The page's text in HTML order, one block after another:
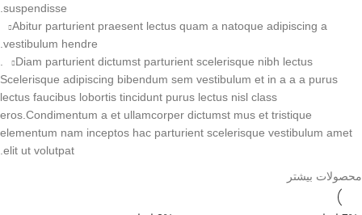
suspendisse.
Abitur parturient praesent lectus quam a natoque adipiscing a
vestibulum hendre.
Diam parturient dictumst parturient scelerisque nibh lectus.
Scelerisque adipiscing bibendum sem vestibulum et in a a a purus
lectus faucibus lobortis tincidunt purus lectus nisl class
eros.Condimentum a et ullamcorper dictumst mus et tristique
elementum nam inceptos hac parturient scelerisque vestibulum amet
elit ut volutpat.
محصولات بیشتر